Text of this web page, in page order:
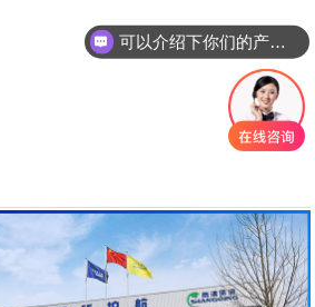
可以介绍下你们的产品么